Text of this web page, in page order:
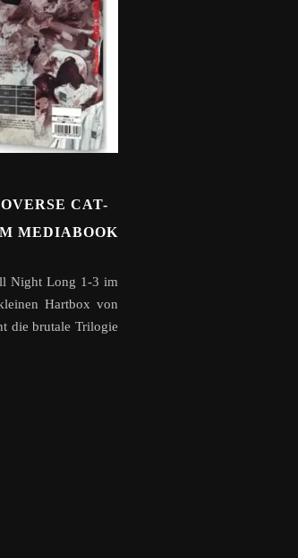
CAT-
MEDIABOOK
Night Long 1-3 im
Hartbox von
die brutale Trilogie